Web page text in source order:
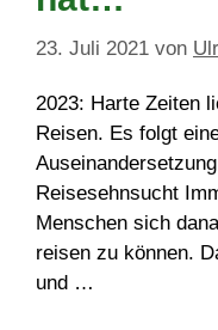
23. Juli 2021 von
2023: Harte Zeiten
Reisen. Es folgt
Reisesehnsucht
Menschen sich
reisen zu können.
und …